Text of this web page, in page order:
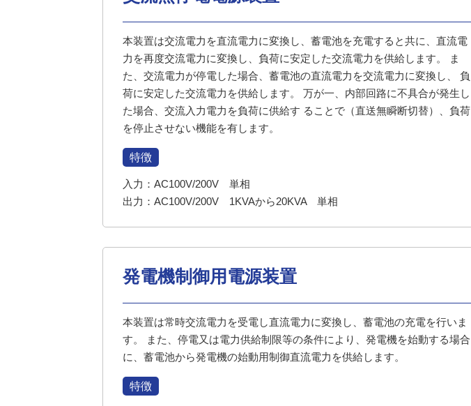
本装置は交流電力を直流電力に変換し、蓄電池を充電すると共に、直流電
力を再度交流電力に変換し、負荷に安定した交流電力を供給します。 ま
た、交流電力が停電した場合、蓄電池の直流電力を交流電力に変換し、 負
荷に安定した交流電力を供給します。 万が一、内部回路に不具合が発生し
た場合、交流入力電力を負荷に供給す ることで（直送無瞬断切替）、負荷
を停止させない機能を有します。
特徴
入力：AC100V/200V 単相
出力：AC100V/200V 1KVAから20KVA 単相
発電機制御用電源装置
本装置は常時交流電力を受電し直流電力に変換し、蓄電池の充電を行いま
す。 また、停電又は電力供給制限等の条件により、発電機を始動する場合
に、蓄電池から発電機の始動用制御直流電力を供給します。
特徴